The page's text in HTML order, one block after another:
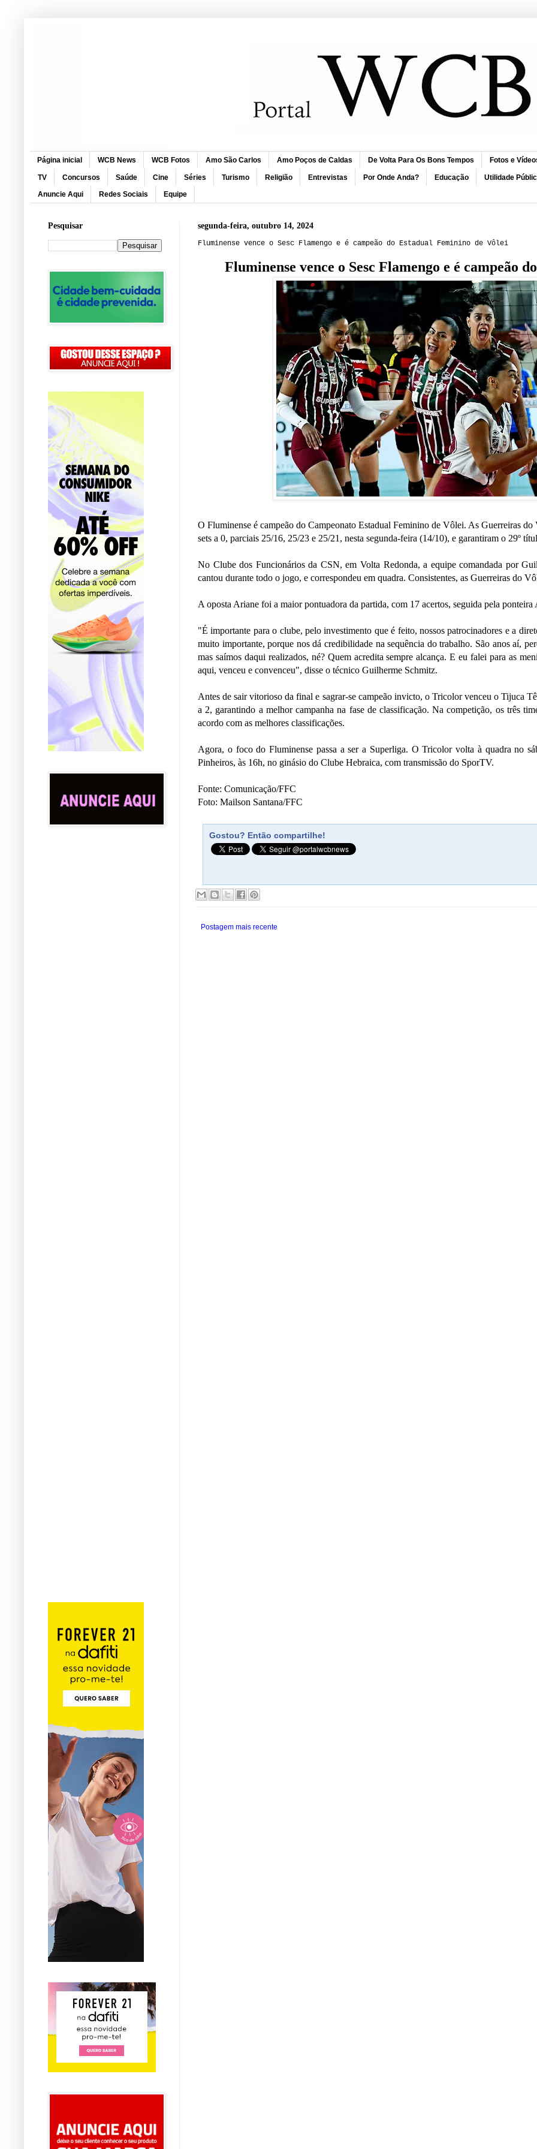
Página inicial WCB News WCB Fotos Amo São Carlos Amo Poços de Caldas De Volta Para Os Bons Tempos Fotos e
TV Concursos Saúde Cine Séries Turismo Religião Entrevistas Por Onde Anda? Educação Utilidade
Anuncie Aqui Redes Sociais Equipe
segunda-feira, outubro 14, 2024
Fluminense vence o Sesc Flamengo e é campeão do Estadual Feminino de Vôlei
Fluminense vence o Sesc Flamengo e é campeão
O Fluminense é campeão do Campeonato Estadual Feminino de Vôlei. As Guerreiras
sets a 0, parciais 25/16, 25/23 e 25/21, nesta segunda-feira (14/10), e garantiram o 29º
No Clube dos Funcionários da CSN, em Volta Redonda, a equipe comandada por
cantou durante todo o jogo, e correspondeu em quadra. Consistentes, as Guerreiras do
A oposta Ariane foi a maior pontuadora da partida, com 17 acertos, seguida pela ponteira
"É importante para o clube, pelo investimento que é feito, nossos patrocinadores e a
muito importante, porque nos dá credibilidade na sequência do trabalho. São anos aí,
mas saímos daqui realizados, né? Quem acredita sempre alcança. E eu falei para as
aqui, venceu e convenceu", disse o técnico Guilherme Schmitz.
Antes de sair vitorioso da final e sagrar-se campeão invicto, o Tricolor venceu o Tijuca
a 2, garantindo a melhor campanha na fase de classificação. Na competição, os três
acordo com as melhores classificações.
Agora, o foco do Fluminense passa a ser a Superliga. O Tricolor volta à quadra no
Pinheiros, às 16h, no ginásio do Clube Hebraica, com transmissão do SporTV.
Fonte: Comunicação/FFC
Foto: Mailson Santana/FFC
Gostou? Então compartilhe!
Postagem mais recente
Pesquisar